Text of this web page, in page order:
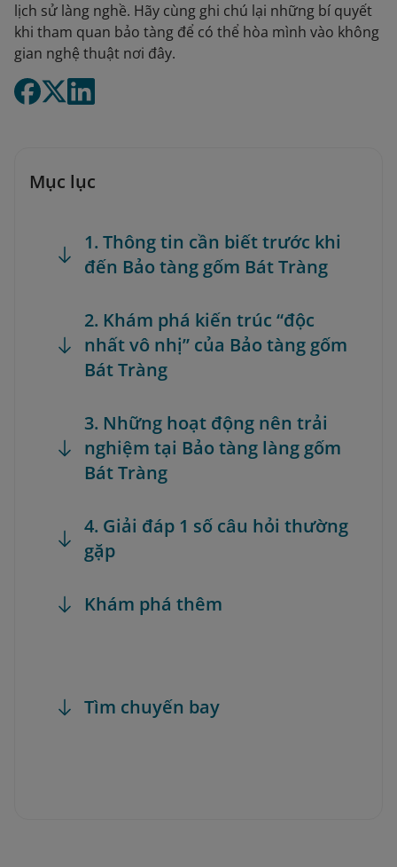
lịch sử làng nghề. Hãy cùng ghi chú lại những bí quyết
khi tham quan bảo tàng để có thể hòa mình vào không
gian nghệ thuật nơi đây.
Mục lục
1. Thông tin cần biết trước khi
đến Bảo tàng gốm Bát Tràng
2. Khám phá kiến trúc “độc
nhất vô nhị” của Bảo tàng gốm
Bát Tràng
3. Những hoạt động nên trải
nghiệm tại Bảo tàng làng gốm
Bát Tràng
4. Giải đáp 1 số câu hỏi thường
gặp
Khám phá thêm
Tìm chuyến bay